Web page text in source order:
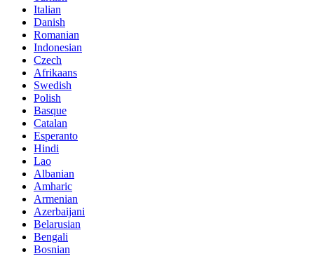
Italian
Danish
Romanian
Indonesian
Czech
Afrikaans
Swedish
Polish
Basque
Catalan
Esperanto
Hindi
Lao
Albanian
Amharic
Armenian
Azerbaijani
Belarusian
Bengali
Bosnian